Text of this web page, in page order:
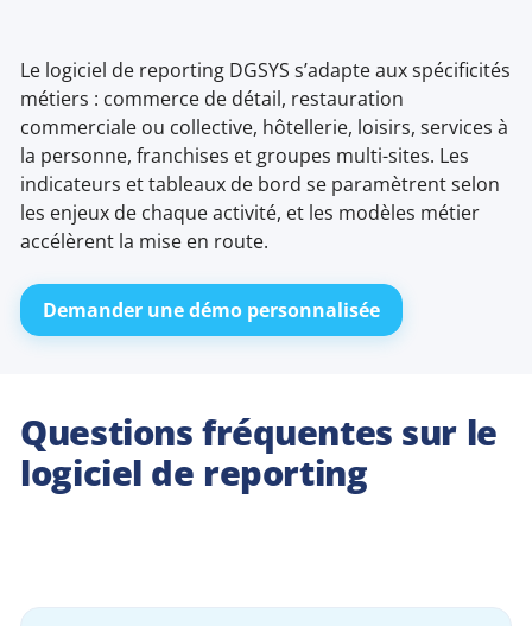
Le logiciel de reporting DGSYS s’adapte aux spécificités
métiers : commerce de détail, restauration
commerciale ou collective, hôtellerie, loisirs, services à
la personne, franchises et groupes multi-sites. Les
indicateurs et tableaux de bord se paramètrent selon
les enjeux de chaque activité, et les modèles métier
accélèrent la mise en route.
Demander une démo personnalisée
Questions fréquentes sur le
logiciel de reporting